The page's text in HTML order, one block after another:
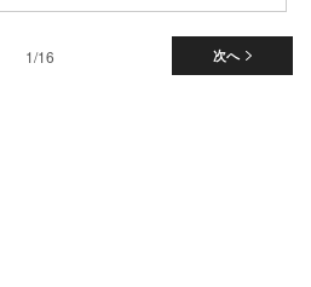
次へ
1/16